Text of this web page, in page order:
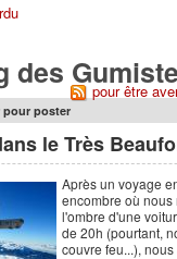
SPORTIVE
des pour être
poster
le Très
Après un voyage
encombre où nous
l'ombre d'une
de 20h (pourtant,
couvre feu...),